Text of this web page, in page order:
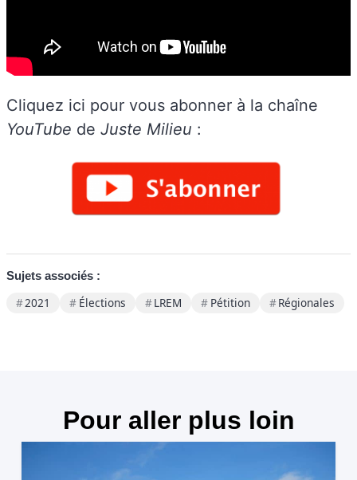
Cliquez ici pour vous abonner à la chaîne
YouTube de Juste Milieu :
Sujets associés :
2021 Élections LREM Pétition Régionales
Pour aller plus loin